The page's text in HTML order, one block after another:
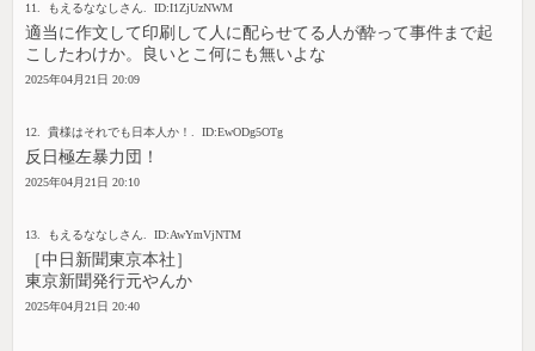
11. もえるななしさん. ID:I1ZjUzNWM
適当に作文して印刷して人に配らせてる人が酔って事件まで起
こしたわけか。良いとこ何にも無いよな
2025年04月21日 20:09
12. 貴様はそれでも日本人か！. ID:EwODg5OTg
反日極左暴力団！
2025年04月21日 20:10
13. もえるななしさん. ID:AwYmVjNTM
［中日新聞東京本社］
東京新聞発行元やんか
2025年04月21日 20:40